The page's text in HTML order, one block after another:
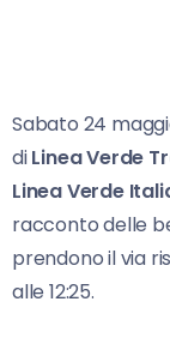
Sabato 24
diLinea Verde
Linea Verde
racconto delle
prendono il via
alle 12:25.